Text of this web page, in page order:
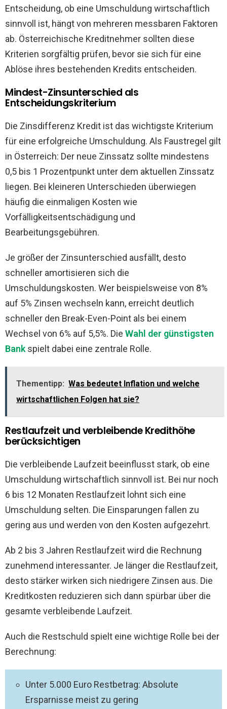
Entscheidung, ob eine Umschuldung wirtschaftlich
sinnvoll ist, hängt von mehreren messbaren Faktoren
ab. Österreichische Kreditnehmer sollten diese
Kriterien sorgfältig prüfen, bevor sie sich für eine
Ablöse ihres bestehenden Kredits entscheiden.
Mindest-Zinsunterschied als
Entscheidungskriterium
Die Zinsdifferenz Kredit ist das wichtigste Kriterium
für eine erfolgreiche Umschuldung. Als Faustregel gilt
in Österreich: Der neue Zinssatz sollte mindestens
0,5 bis 1 Prozentpunkt unter dem aktuellen Zinssatz
liegen. Bei kleineren Unterschieden überwiegen
häufig die einmaligen Kosten wie
Vorfälligkeitsentschädigung und
Bearbeitungsgebühren.
Je größer der Zinsunterschied ausfällt, desto
schneller amortisieren sich die
Umschuldungskosten. Wer beispielsweise von 8%
auf 5% Zinsen wechseln kann, erreicht deutlich
schneller den Break-Even-Point als bei einem
Wechsel von 6% auf 5,5%. Die Wahl der günstigsten
Bank spielt dabei eine zentrale Rolle.
Thementipp: Was bedeutet Inflation und welche
wirtschaftlichen Folgen hat sie?
Restlaufzeit und verbleibende Kredithöhe
berücksichtigen
Die verbleibende Laufzeit beeinflusst stark, ob eine
Umschuldung wirtschaftlich sinnvoll ist. Bei nur noch
6 bis 12 Monaten Restlaufzeit lohnt sich eine
Umschuldung selten. Die Einsparungen fallen zu
gering aus und werden von den Kosten aufgezehrt.
Ab 2 bis 3 Jahren Restlaufzeit wird die Rechnung
zunehmend interessanter. Je länger die Restlaufzeit,
desto stärker wirken sich niedrigere Zinsen aus. Die
Kreditkosten reduzieren sich dann spürbar über die
gesamte verbleibende Laufzeit.
Auch die Restschuld spielt eine wichtige Rolle bei der
Berechnung:
Unter 5.000 Euro Restbetrag: Absolute
Ersparnisse meist zu gering